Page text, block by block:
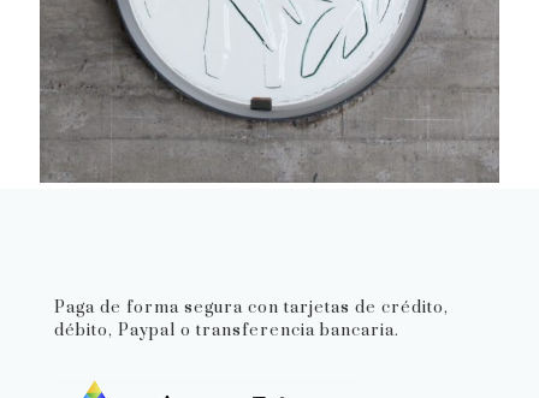
Paga de forma segura con tarjetas de crédito,
débito, Paypal o transferencia bancaria.